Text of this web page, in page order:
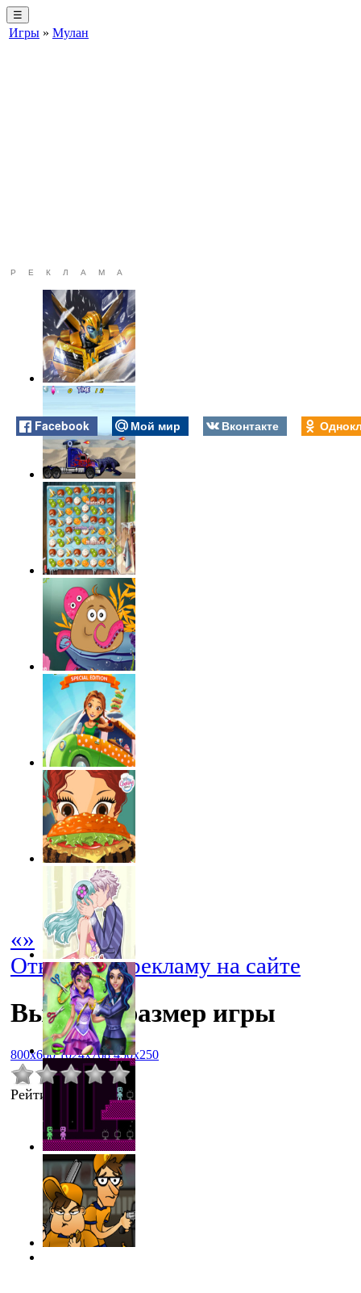
☰
Игры » Мулан
РЕКЛАМА
Facebook Мой мир Вконтакте
«»
Отключить рекламу на сайте
Выбрать размер игры
800x600 1024x768 450x250
Рейтинг